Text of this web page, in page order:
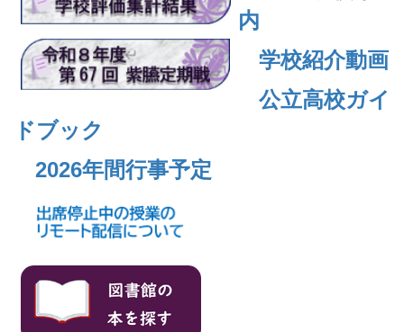
内
学校紹介動画
公立高校ガイ
ドブック
2026年間行事予定